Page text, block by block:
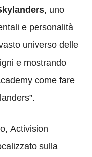
, uno
e personalità
universo delle
e mostrando
come fare
Activision
sulla